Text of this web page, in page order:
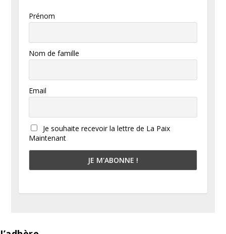
Prénom
Nom de famille
Email
Je souhaite recevoir la lettre de La Paix
Maintenant